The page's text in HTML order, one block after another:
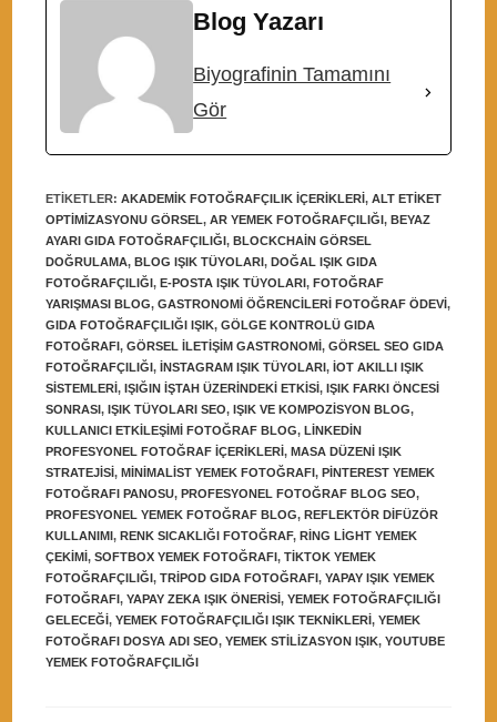
Blog Yazarı
Biyografinin Tamamını
Gör
ETIKETLER:AKADEMIK FOTOĞRAFÇILIK IÇERIKLERI, ALT ETIKET
OPTIMIZASYONU GÖRSEL, AR YEMEK FOTOĞRAFÇILIĞI, BEYAZ
AYARI GIDA FOTOĞRAFÇILIĞI, BLOCKCHAIN GÖRSEL
DOĞRULAMA, BLOG IŞIK TÜYOLARI, DOĞAL IŞIK GIDA
FOTOĞRAFÇILIĞI, E-POSTA IŞIK TÜYOLARI, FOTOĞRAF
YARIŞMASI BLOG, GASTRONOMI ÖĞRENCILERI FOTOĞRAF ÖDEVI,
GIDA FOTOĞRAFÇILIĞI IŞIK, GÖLGE KONTROLÜ GIDA
FOTOĞRAFI, GÖRSEL ILETIŞIM GASTRONOMI, GÖRSEL SEO GIDA
FOTOĞRAFÇILIĞI, INSTAGRAM IŞIK TÜYOLARI, IOT AKILLI IŞIK
SISTEMLERI, IŞIĞIN IŞTAH ÜZERINDEKI ETKISI, IŞIK FARKI ÖNCESI
SONRASI, IŞIK TÜYOLARI SEO, IŞIK VE KOMPOZISYON BLOG,
KULLANICI ETKILEŞIMI FOTOĞRAF BLOG, LINKEDIN
PROFESYONEL FOTOĞRAF IÇERIKLERI, MASA DÜZENI IŞIK
STRATEJISI, MINIMALIST YEMEK FOTOĞRAFI, PINTEREST YEMEK
FOTOĞRAFI PANOSU, PROFESYONEL FOTOĞRAF BLOG SEO,
PROFESYONEL YEMEK FOTOĞRAF BLOG, REFLEKTÖR DIFÜZÖR
KULLANIMI, RENK SICAKLIĞI FOTOĞRAF, RING LIGHT YEMEK
ÇEKIMI, SOFTBOX YEMEK FOTOĞRAFI, TIKTOK YEMEK
FOTOĞRAFÇILIĞI, TRIPOD GIDA FOTOĞRAFI, YAPAY IŞIK YEMEK
FOTOĞRAFI, YAPAY ZEKA IŞIK ÖNERISI, YEMEK FOTOĞRAFÇILIĞI
GELECEĞI, YEMEK FOTOĞRAFÇILIĞI IŞIK TEKNIKLERI, YEMEK
FOTOĞRAFI DOSYA ADI SEO, YEMEK STILIZASYON IŞIK, YOUTUBE
YEMEK FOTOĞRAFÇILIĞI